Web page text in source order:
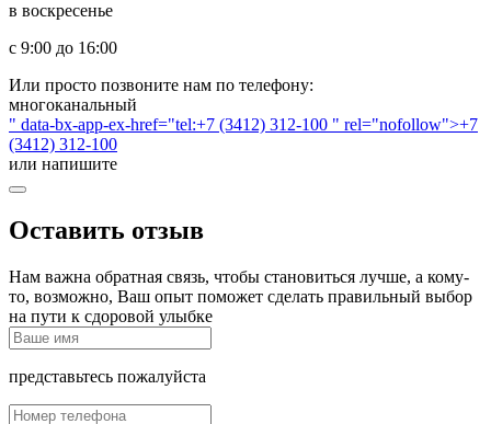
в воскресенье
с 9:00 до 16:00
Или просто позвоните нам по телефону:
многоканальный
" data-bx-app-ex-href="tel:+7 (3412) 312-100 " rel="nofollow">+7
(3412) 312-100
или напишите
Оставить отзыв
Нам важна обратная связь, чтобы становиться лучше, а кому-
то, возможно, Ваш опыт поможет сделать правильный выбор
на пути к сдоровой улыбке
представьтесь пожалуйста